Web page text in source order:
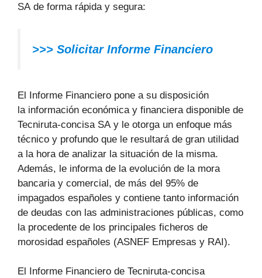
SA de forma rápida y segura:
>>> Solicitar Informe Financiero
El Informe Financiero pone a su disposición
la información económica y financiera disponible de
Tecniruta-concisa SA y le otorga un enfoque más
técnico y profundo que le resultará de gran utilidad
a la hora de analizar la situación de la misma.
Además, le informa de la evolución de la mora
bancaria y comercial, de más del 95% de
impagados españoles y contiene tanto información
de deudas con las administraciones públicas, como
la procedente de los principales ficheros de
morosidad españoles (ASNEF Empresas y RAI).
El Informe Financiero de Tecniruta-concisa